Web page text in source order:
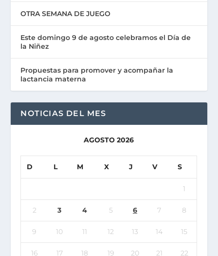
OTRA SEMANA DE JUEGO
Este domingo 9 de agosto celebramos el Día de
la Niñez
Propuestas para promover y acompañar la
lactancia materna
NOTICIAS DEL MES
AGOSTO 2026
D L M X J V S
1
2 3 4 5 6 7 8
9 10 11 12 13 14 15
16 17 18 19 20 21 22